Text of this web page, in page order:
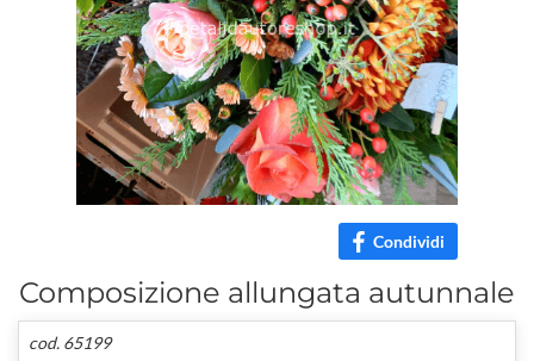
Condividi
Composizione allungata autunnale
cod. 65199